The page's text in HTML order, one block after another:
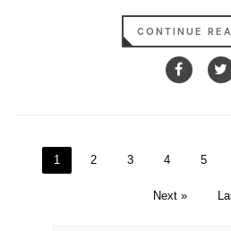
CONTINUE
1 2 3 4 5
Next »